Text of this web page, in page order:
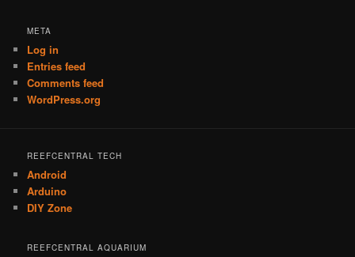
META
Log in
Entries feed
Comments feed
WordPress.org
REEFCENTRAL TECH
Android
Arduino
DIY Zone
REEFCENTRAL AQUARIUM